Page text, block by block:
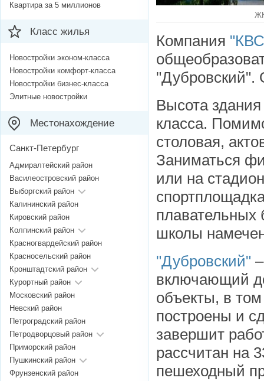
Компания
"Дубровский".
Высота
класса.
столовая,
Заниматься
или на
плавательных
школы
"Дубровский"
включающий
объекты, в
построены и
завершит
рассчитан на
пешеходный
Квартира за 5 миллионов
Класс жилья
Новостройки эконом-класса
Новостройки комфорт-класса
Новостройки бизнес-класса
Элитные новостройки
Местонахождение
Санкт-Петербург
Адмиралтейский район
Василеостровский район
Выборгский район
Калининский район
Кировский район
Колпинский район
Красногвардейский район
Красносельский район
Кронштадтский район
Курортный район
Московский район
Невский район
Петроградский район
Петродворцовый район
Приморский район
Пушкинский район
Фрунзенский район